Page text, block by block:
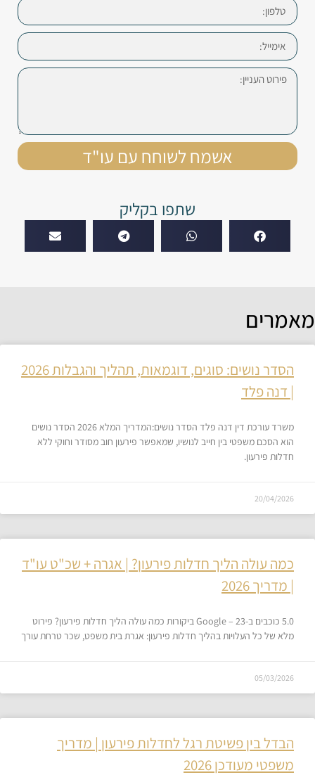
אשמח לשוחח עם עו"ד
שתפו בקליק
מאמרים
הסדר נושים: סוגים, דוגמאות, תהליך והגבלות 2026
| דנה פלד
משרד עורכת דין דנה פלד הסדר נושים:המדריך המלא 2026 הסדר נושים
הוא הסכם משפטי בין חייב לנושיו, שמאפשר פירעון חוב מסודר וחוקי ללא
חדלות פירעון.
20/04/2026
כמה עולה הליך חדלות פירעון? | אגרה + שכ"ט עו"ד
| מדריך 2026
5.0 כוכבים ב-Google – 23 ביקורות כמה עולה הליך חדלות פירעון? פירוט
מלא של כל העלויות בהליך חדלות פירעון: אגרת בית משפט, שכר טרחת עורך
05/03/2026
הבדל בין פשיטת רגל לחדלות פירעון | מדריך
משפטי מעודכן 2026